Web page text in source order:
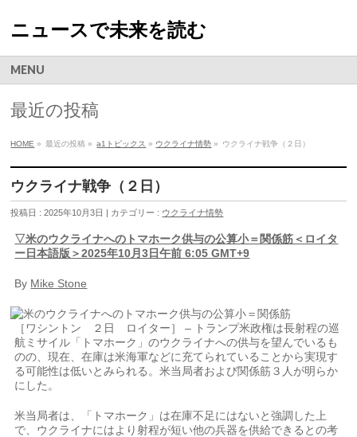
ニュースで未来を読む
MENU
最近の投稿
HOME » 最近の投稿 » a1トピックス » ウクライナ情勢 » ウクライナ戦争（２日）
ウクライナ戦争（２日）
投稿日 : 2025年10月3日 | カテゴリー : ウクライナ情勢
▽米のウクライナへのトマホーク供与の公算小＝関係筋＜ロイタ
ー日本語版＞2025年10月3日午前 6:05 GMT+9
By Mike Stone
［ワシントン ２日 ロイター］ – トランプ米政権は長射程の巡
航ミサイル「トマホーク」のウクライナへの供与を望んでいるも
のの、現在、在庫は米海軍などに充てられていることから実現す
る可能性は低いとみられる。米当局者および関係筋３人が明らか
にした。
米当局者は、「トマホーク」は在庫不足にはないと強調した上
で、ウクライナにはより射程が短い他の兵器を供給できるとの考